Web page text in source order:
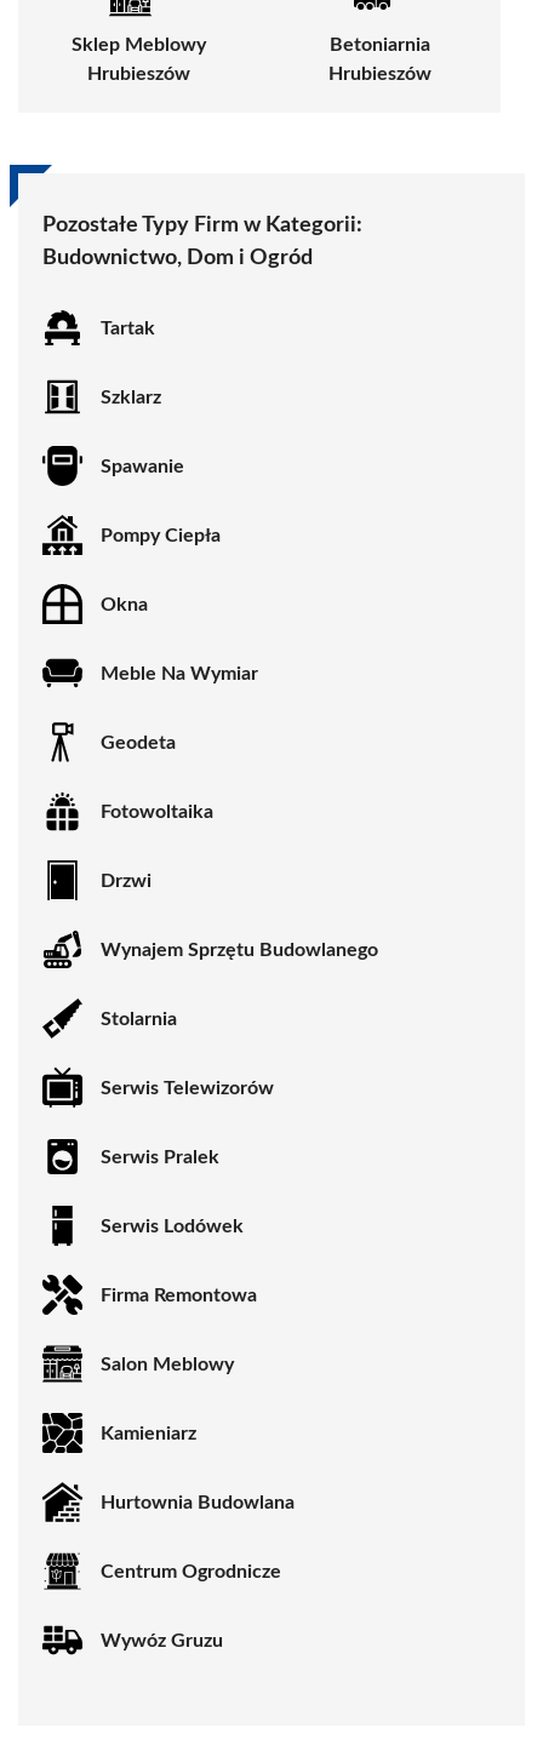
Sklep Meblowy
Hrubieszów
Betoniarnia
Hrubieszów
Pozostałe Typy Firm w Kategorii:
Budownictwo, Dom i Ogród
Tartak
Szklarz
Spawanie
Pompy Ciepła
Okna
Meble Na Wymiar
Geodeta
Fotowoltaika
Drzwi
Wynajem Sprzętu Budowlanego
Stolarnia
Serwis Telewizorów
Serwis Pralek
Serwis Lodówek
Firma Remontowa
Salon Meblowy
Kamieniarz
Hurtownia Budowlana
Centrum Ogrodnicze
Wywóz Gruzu